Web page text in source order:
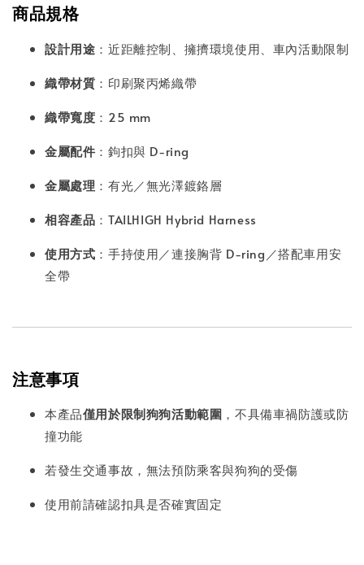
商品規格
設計用途 ：近距離控制、擁擠環境使用、車內活動限制
織帶材質 ：印刷聚丙烯織帶
織帶寬度 ：25 mm
金屬配件 ：鉤扣與 D-ring
金屬處理 ：有光／無光澤鍍鉻層
相容產品 ：TAILHIGH Hybrid Harness
使用方式 ：手持使用／連接胸背 D-ring／搭配車用安
全帶
注意事項
本產品僅用於限制狗狗活動範圍 ，不具備車禍防護或防
撞功能
若發生交通事故，無法預防乘客與狗狗的受傷
使用前請確認扣具是否確實固定